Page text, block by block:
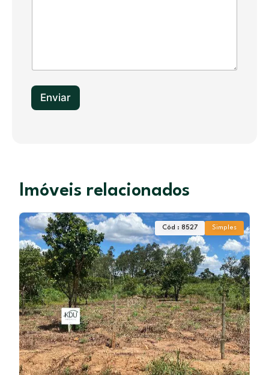
Enviar
Imóveis relacionados
Cód : 8527 Simples